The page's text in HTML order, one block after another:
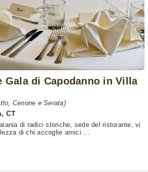
Gala di Capodanno in Villa
Cenone e Serata)
, CT
di radici storiche, sede del ristorante, vi
di chi accoglie amici ...